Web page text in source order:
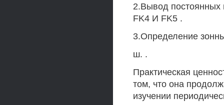
2.Вывод постоянных
FK4 И FK5 .
3.Определение
ш. .
Практическая
том, что она
изучении